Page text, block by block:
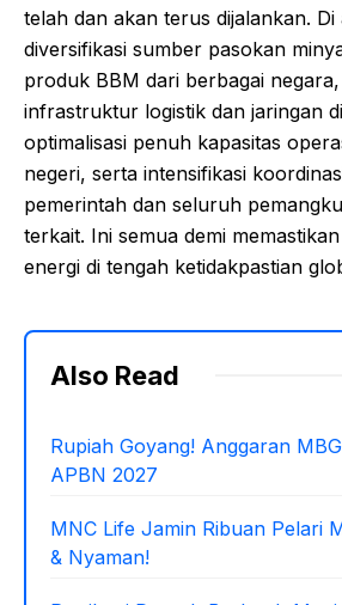
telah dan akan terus dijalankan.
diversifikasi sumber pasokan
produk BBM dari berbagai
infrastruktur logistik dan jaringan
optimalisasi penuh kapasitas
negeri, serta intensifikasi
pemerintah dan seluruh
terkait. Ini semua demi
energi di tengah ketidakpastian
Also Read
Rupiah Goyang! Anggaran
APBN 2027
MNC Life Jamin Ribuan Pelari
& Nyaman!